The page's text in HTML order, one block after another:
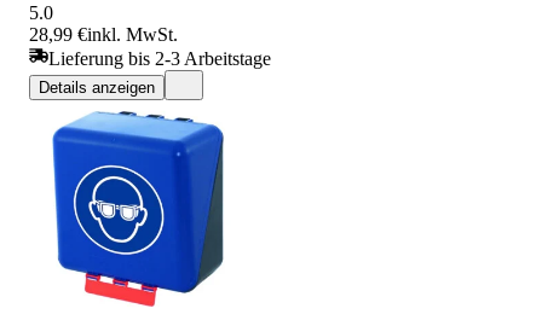
5.0
28,99 €inkl. MwSt.
Lieferung bis 2-3 Arbeitstage
Details anzeigen